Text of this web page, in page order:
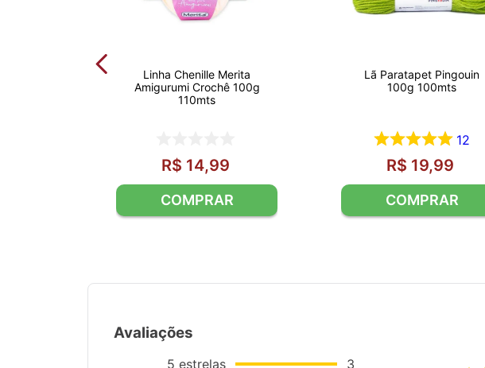
Linha Chenille Merita
Amigurumi Crochê 100g
110mts
R$ 14,99
Lã Paratapet Pingouin
100g 100mts
12
R$ 19,99
Avaliações
5 estrelas
3